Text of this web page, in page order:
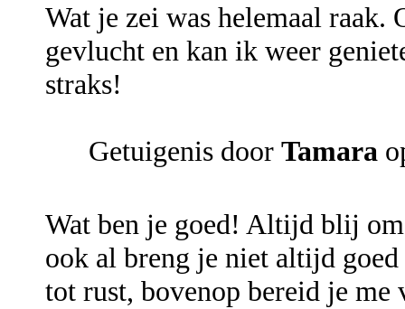
Wat je zei was helemaal
gevlucht en kan ik weer
straks!
Getuigenis door Tamara
Wat ben je goed! Altijd blij
ook al breng je niet altijd
tot rust, bovenop bereid je